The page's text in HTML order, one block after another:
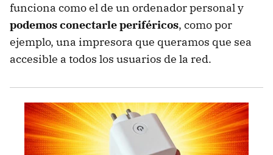
funciona como el de un ordenador personal y
podemos conectarle periféricos, como por
ejemplo, una impresora que queramos que sea
accesible a todos los usuarios de la red.